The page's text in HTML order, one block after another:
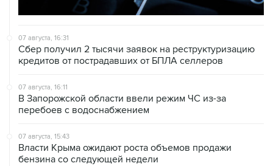
07 августа, 16:31
Сбер получил 2 тысячи заявок на реструктуризацию
кредитов от пострадавших от БПЛА селлеров
07 августа, 16:11
В Запорожской области ввели режим ЧС из-за
перебоев с водоснабжением
07 августа, 15:43
Власти Крыма ожидают роста объемов продажи
бензина со следующей недели